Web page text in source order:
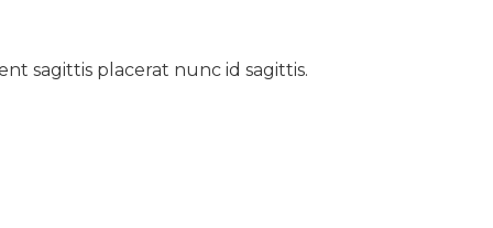
sagittis placerat nunc id sagittis.